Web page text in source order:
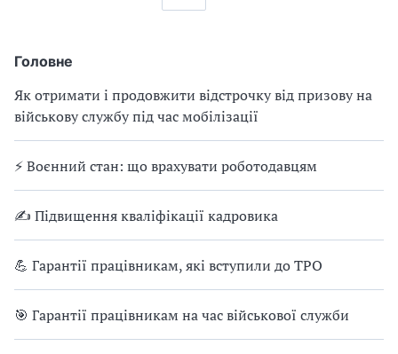
Головне
Як отримати і продовжити відстрочку від призову на
військову службу під час мобілізації
⚡ Воєнний стан: що врахувати роботодавцям
✍ Підвищення кваліфікації кадровика
💪 Гарантії працівникам, які вступили до ТРО
🎯 Гарантії працівникам на час військової служби